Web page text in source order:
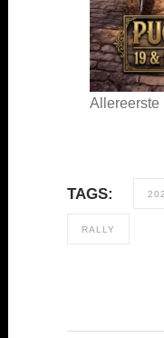
TAGS:
RALLY